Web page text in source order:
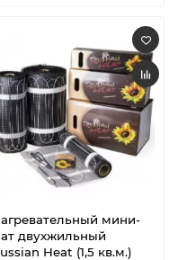
мини-
двухжильный
Heat (1,5 кв.м.)